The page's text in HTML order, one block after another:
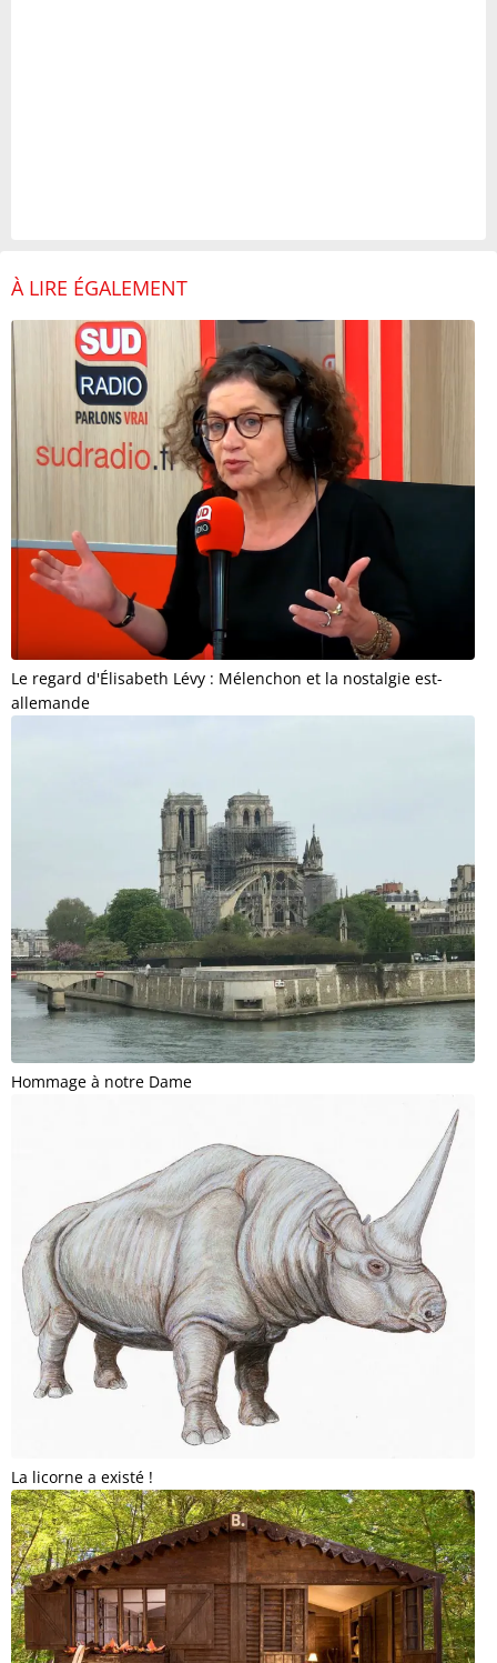
À LIRE ÉGALEMENT
Le regard d'Élisabeth Lévy : Mélenchon et la nostalgie est-
allemande
Hommage à notre Dame
La licorne a existé !